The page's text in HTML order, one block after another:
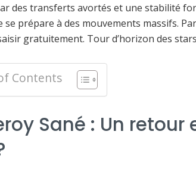
des transferts avortés et une stabilité
se prépare à des mouvements massifs.
gratuitement. Tour d’horizon des
Contents
Sané : Un retour